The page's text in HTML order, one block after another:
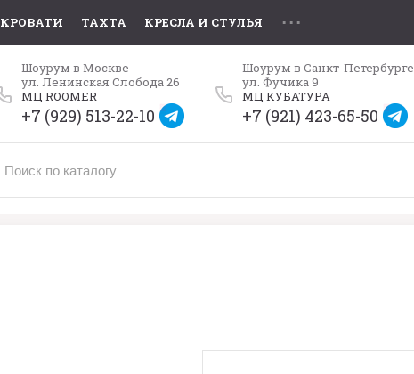
КРОВАТИ ТАХТА КРЕСЛА И СТУЛЬЯ
Шоурум в Москве
ул. Ленинская Слобода 26
МЦ ROOMER
+7 (929) 513-22-10
Шоурум в Санкт-Петербурге
ул. Фучика 9
МЦ КУБАТУРА
+7 (921) 423-65-50